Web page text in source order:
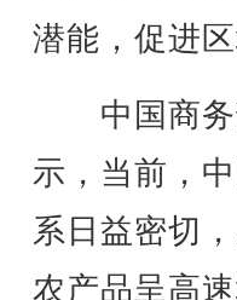
潜能，促进
中国商务
示，当前，
系日益密切
农产品呈高